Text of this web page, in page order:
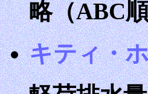
略（ABC
キティ・